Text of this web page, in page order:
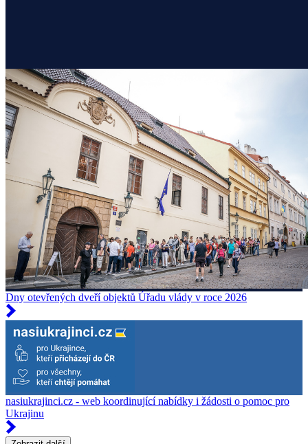
Dny otevřených dveří objektů Úřadu vlády v roce 2026
nasiukrajinci.cz - web koordinující nabídky i žádosti o pomoc pro
Ukrajinu